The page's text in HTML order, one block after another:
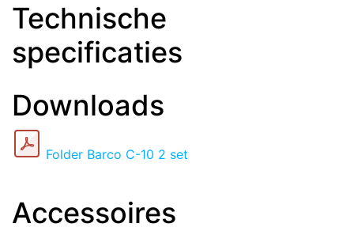
Technische
specificaties
Downloads
Folder Barco C-10 2 set
Accessoires